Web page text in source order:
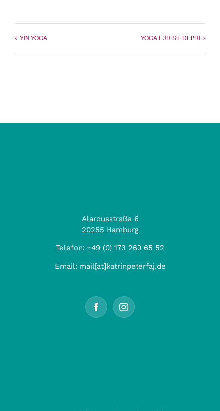
YIN YOGA YOGA FÜR ST. DEPRI
Alardusstraße 6
20255 Hamburg
Telefon: +49 (0) 173 260 65 52
Email: mail[at]katrinpeterfaj.de